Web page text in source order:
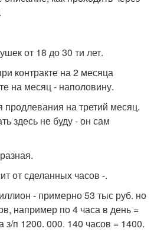
от 18 до 30 ти лет.
контракте на 2 месяца
на месяц - наполовину.
продлевания на третий месяц.
здесь не буду - он сам
от сделанных часов -.
- примерно 53 тыс руб. но
например по 4 часа в день =
з/п 1200. 000. 140 часов = 1400.